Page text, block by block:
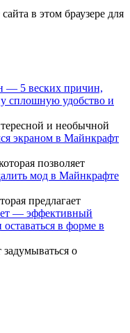
в этом браузере для
— 5 веских причин,
сплошную удобство и
и необычной
экраном в Майнкрафт
позволяет
мод в Майнкрафте
предлагает
— эффективный
в форме в
о